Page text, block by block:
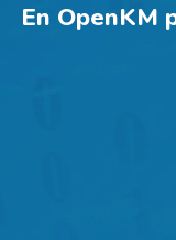
En OpenKM